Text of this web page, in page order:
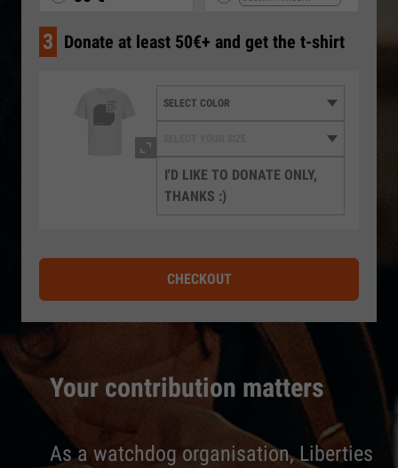
Your contribution matters
As a watchdog organisation, Liberties
3 Donate at least 50€+ and get the t-shirt
I'D LIKE TO DONATE ONLY,
THANKS :)
CHECKOUT